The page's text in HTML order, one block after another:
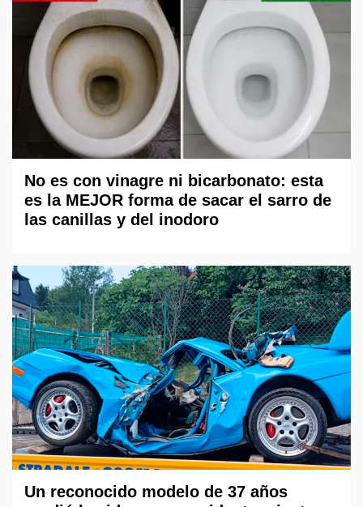
No es con vinagre ni bicarbonato: esta
es la MEJOR forma de sacar el sarro de
las canillas y del inodoro
Un reconocido modelo de 37 años